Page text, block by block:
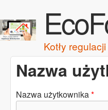
Kotły
Nazwa
Nazwa użytkownika*